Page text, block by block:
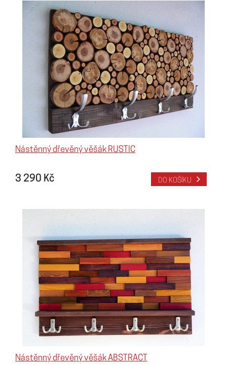
Nástěnný dřevěný věšák RUSTIC
3 290 Kč DO KOŠÍKU
Nástěnný dřevěný věšák ABSTRACT